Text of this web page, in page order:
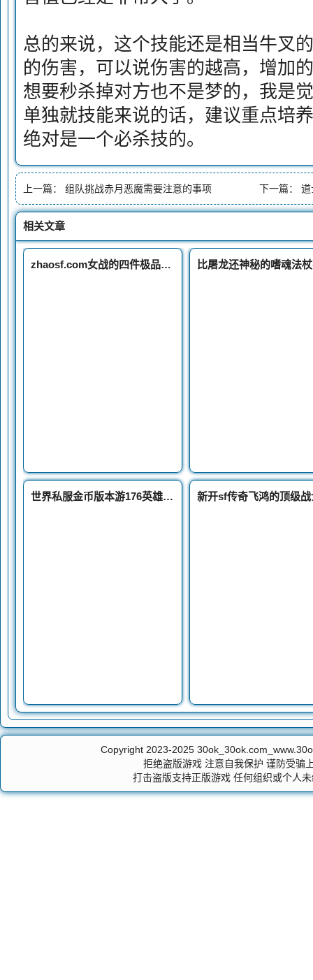
总的来说，这个技能还是相当牛叉
的伤害，可以说伤害的越高，增加
想要秒杀掉对方也不是梦的，我是
单独就技能来说的话，建议重点培
绝对是一个必杀技的。
上一篇： 组队挑战赤月恶魔需要注意的事项 下一篇： 道
相关文章
zhaosf.com女战的四件极品装备真香战神盔甲的魔御堪比重装
世界私服金币版本游176英雄戏中快速赚钱攻略
Copyright 2023-2025
拒绝盗版游戏 注意自我保护 谨防受骗
打击盗版支持正版游戏 任何组织或个人